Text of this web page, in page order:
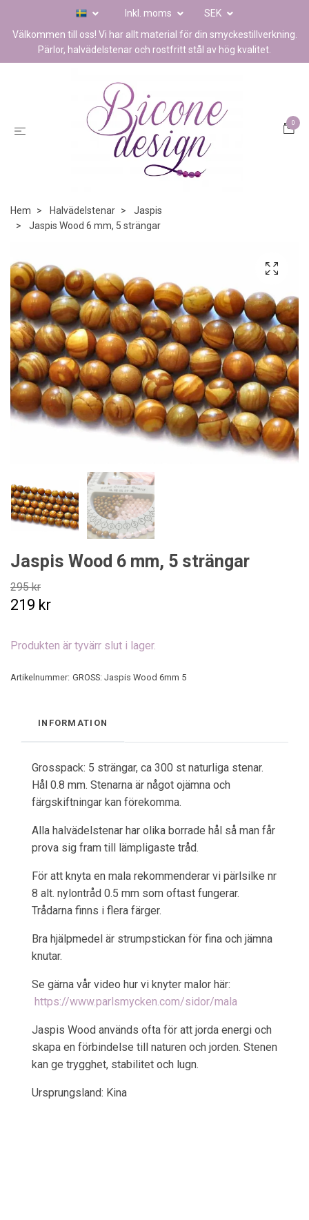
Inkl. moms
SEK
Välkommen till oss! Vi har allt material för din smyckestillverkning.
Pärlor, halvädelstenar och rostfritt stål av hög kvalitet.
0
Hem Halvädelstenar
Jaspis
Jaspis Wood 6 mm, 5 strängar
Jaspis Wood 6 mm, 5 strängar
295 kr
219 kr
Produkten är tyvärr slut i lager.
Artikelnummer: GROSS: Jaspis Wood 6mm 5
INFORMATION
Grosspack: 5 strängar, ca 300 st naturliga stenar.
Hål 0.8 mm. Stenarna är något ojämna och
färgskiftningar kan förekomma.
Alla halvädelstenar har olika borrade hål så man får
prova sig fram till lämpligaste tråd.
För att knyta en mala rekommenderar vi pärlsilke nr
8 alt. nylontråd 0.5 mm som oftast fungerar.
Trådarna finns i flera färger.
Bra hjälpmedel är strumpstickan för fina och jämna
knutar.
Se gärna vår video hur vi knyter malor här:
https://www.parlsmycken.com/sidor/mala
Jaspis Wood används ofta för att jorda energi och
skapa en förbindelse till naturen och jorden. Stenen
kan ge trygghet, stabilitet och lugn.
Ursprungsland: Kina